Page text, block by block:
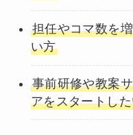
担任やコマ数を
い方
事前研修や教案
アをスタートし